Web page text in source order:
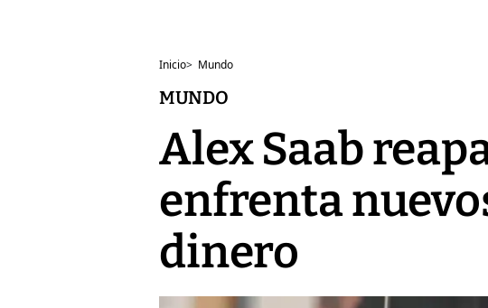
Inicio> Mundo
MUNDO
Alex Saab
enfrenta
dinero